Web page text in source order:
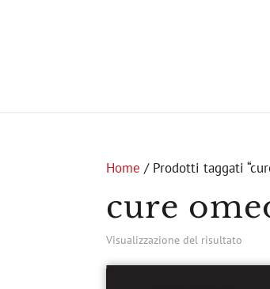
Home / Prodotti taggati
cure
Visualizzazione del risultato